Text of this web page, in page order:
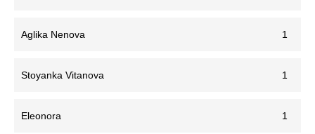
Aglika Nenova 1
Stoyanka Vitanova 1
Eleonora 1